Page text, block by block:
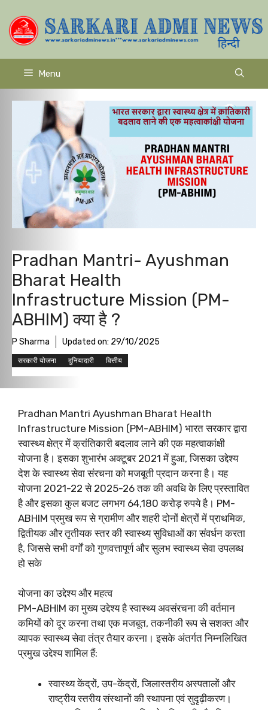
to
content
Menu
Pradhan Mantri- Ayushman
Bharat Health
Infrastructure Mission (PM-
ABHIM) क्या है ?
P Sharma Updated on: 29/10/2025
सरकारी योजना दुनियादारी वित्तीय
Pradhan Mantri Ayushman Bharat Health
Infrastructure Mission (PM-ABHIM) भारत सरकार द्वारा
स्वास्थ्य क्षेत्र में क्रांतिकारी बदलाव लाने की एक महत्वाकांक्षी
योजना है। इसका शुभारंभ अक्टूबर 2021 में हुआ, जिसका उद्देश्य
देश के स्वास्थ्य सेवा संरचना को मजबूती प्रदान करना है। यह
योजना 2021-22 से 2025-26 तक की अवधि के लिए प्रस्तावित
है और इसका कुल बजट लगभग 64,180 करोड़ रुपये है। PM-
ABHIM प्रमुख रूप से ग्रामीण और शहरी दोनों क्षेत्रों में प्राथमिक,
द्वितीयक और तृतीयक स्तर की स्वास्थ्य सुविधाओं का संवर्धन करता
है, जिससे सभी वर्गों को गुणवत्तापूर्ण और सुलभ स्वास्थ्य सेवा उपलब्ध
हो सके
योजना का उद्देश्य और महत्व
PM-ABHIM का मुख्य उद्देश्य है स्वास्थ्य अवसंरचना की वर्तमान
कमियों को दूर करना तथा एक मजबूत, तकनीकी रूप से सशक्त और
व्यापक स्वास्थ्य सेवा तंत्र तैयार करना। इसके अंतर्गत निम्नलिखित
प्रमुख उद्देश्य शामिल हैं:
स्वास्थ्य केंद्रों, उप-केंद्रों, जिलास्तरीय अस्पतालों और
राष्ट्रीय स्तरीय संस्थानों की स्थापना एवं सुदृढ़ीकरण।